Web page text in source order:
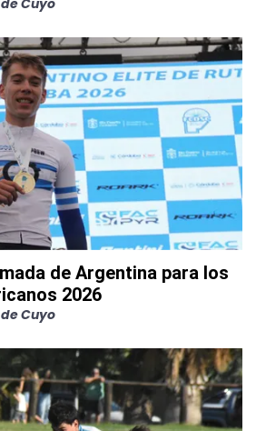
Cuyo
de Argentina para los
2026
Cuyo